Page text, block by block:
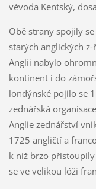
vévoda Kentský,
Obě strany spojily
starých anglických
Anglii nabylo
kontinent i do
londýnské pojilo se
zednářská
Anglie zednářství
1725 angličtí a
k níž brzo
se ve velikou lóži